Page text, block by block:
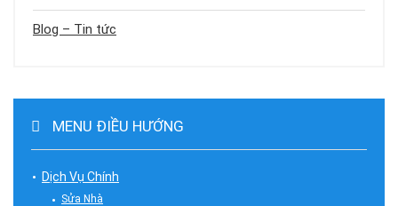
Blog – Tin tức
MENU ĐIỀU HƯỚNG
Dịch Vụ Chính
Sửa Nhà